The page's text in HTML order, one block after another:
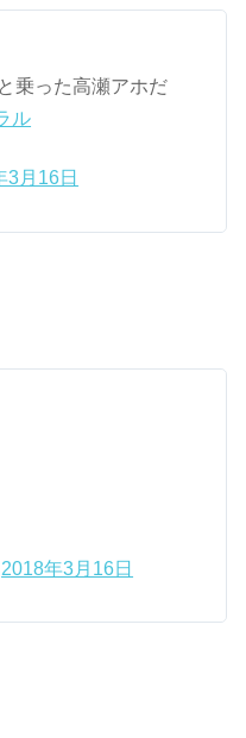
乗った高瀬アホだ
ル
3月16日
2018年3月16日